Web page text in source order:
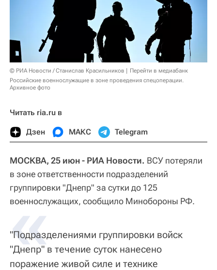
© РИА Новости / Станислав Красильников
Перейти в медиабанк
Российские военнослужащие в зоне проведения спецоперации.
Архивное фото
Читать ria.ru в
Дзен МАКС Telegram
МОСКВА, 25 июн - РИА Новости. ВСУ потеряли
в зоне ответственности подразделений
группировки "Днепр" за сутки до 125
военнослужащих, сообщило Минобороны РФ.
«
"Подразделениями группировки войск
"Днепр" в течение суток нанесено
поражение живой силе и технике